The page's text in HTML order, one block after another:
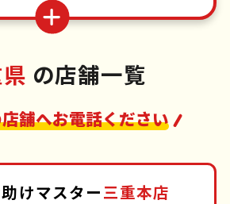
の店舗一覧
舗へお電話ください
けマスター三重本店